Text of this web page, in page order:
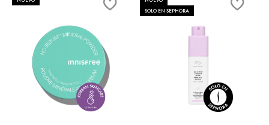
ACAI
(MASCARILLA
NOCHE
PARA
LABIOS)
CLEANSER
(LIMPIADOR
Ver más
SOLO EN SEPHORA
Ver más